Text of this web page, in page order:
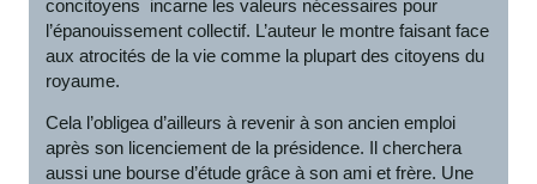
concitoyens incarne les valeurs nécessaires pour
l’épanouissement collectif. L’auteur le montre faisant face
aux atrocités de la vie comme la plupart des citoyens du
royaume.
Cela l’obligea d’ailleurs à revenir à son ancien emploi
après son licenciement de la présidence. Il cherchera
aussi une bourse d’étude grâce à son ami et frère. Une